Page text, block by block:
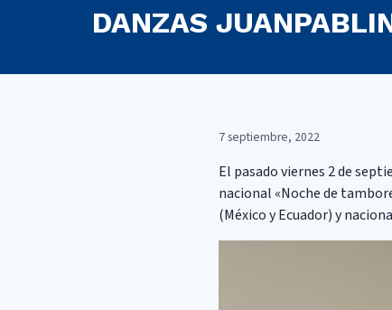
DANZAS
7 septiembre, 2022
El pasado viernes 2 de
nacional «Noche de
(México y Ecuador) y